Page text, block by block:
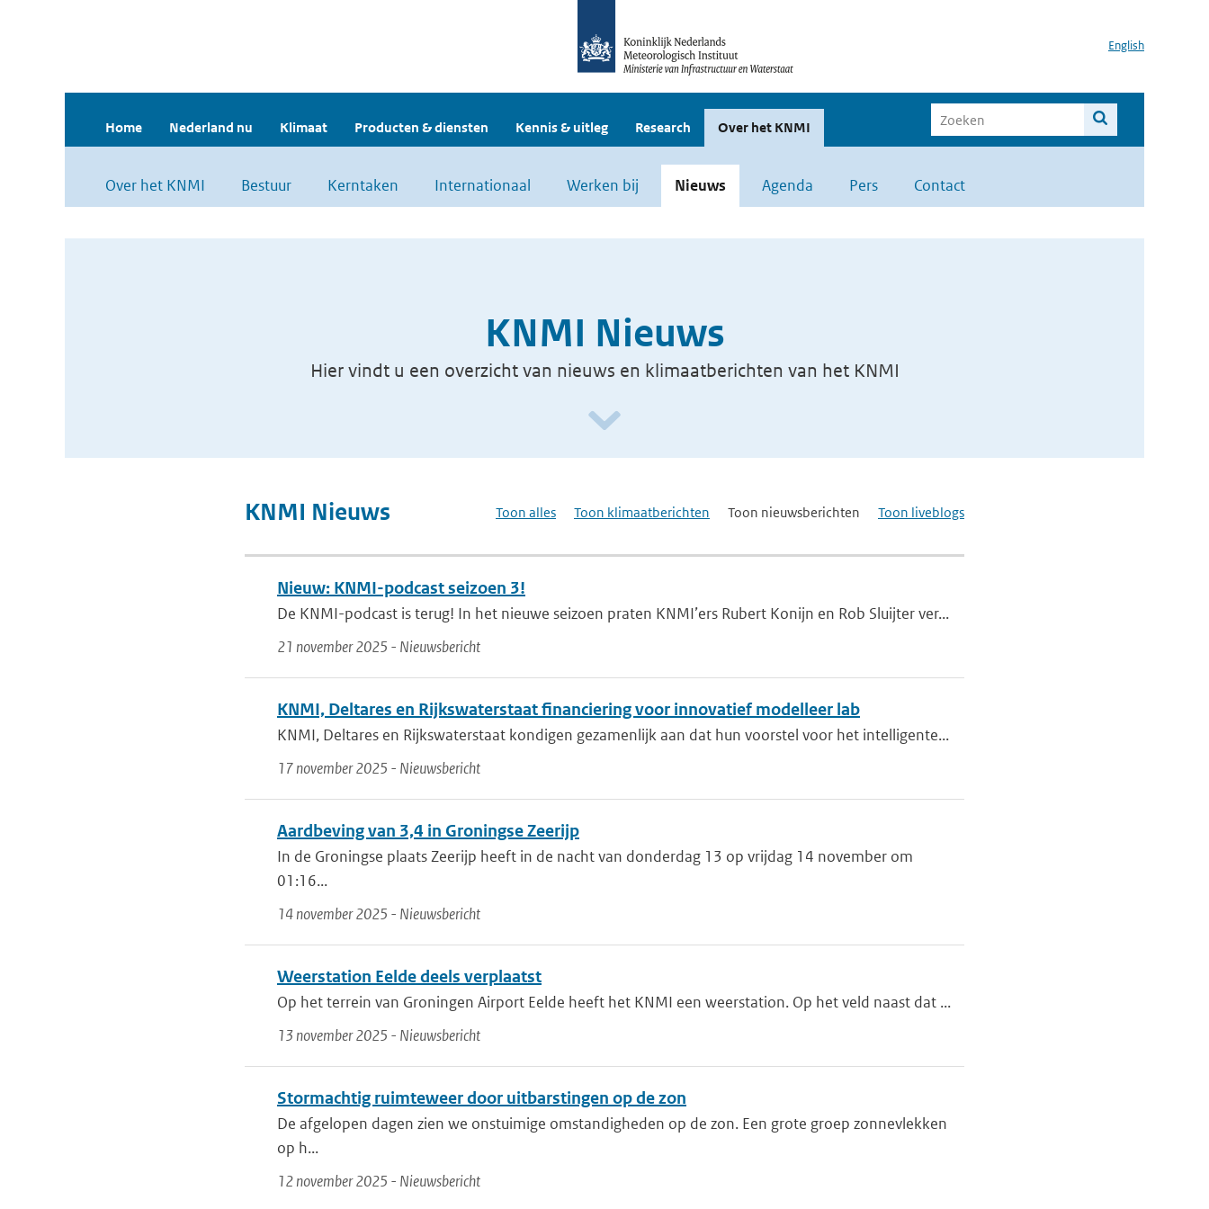
English
Home Nederland nu Klimaat Producten & diensten Kennis & uitleg Research Over het KNMI
Over het KNMI Bestuur Kerntaken Internationaal Werken bij Nieuws Agenda Pers Contact
KNMI Nieuws
Hier vindt u een overzicht van nieuws en klimaatberichten van het KNMI
KNMI Nieuws Toon alles Toon klimaatberichten Toon nieuwsberichten Toon liveblogs
Nieuw: KNMI-podcast seizoen 3!
De KNMI-podcast is terug! In het nieuwe seizoen praten KNMI’ers Rubert Konijn en Rob Sluijter ver...
21 november 2025 - Nieuwsbericht
KNMI, Deltares en Rijkswaterstaat financiering voor innovatief modelleer lab
KNMI, Deltares en Rijkswaterstaat kondigen gezamenlijk aan dat hun voorstel voor het intelligente...
17 november 2025 - Nieuwsbericht
Aardbeving van 3,4 in Groningse Zeerijp
In de Groningse plaats Zeerijp heeft in de nacht van donderdag 13 op vrijdag 14 november om
01:16...
14 november 2025 - Nieuwsbericht
Weerstation Eelde deels verplaatst
Op het terrein van Groningen Airport Eelde heeft het KNMI een weerstation. Op het veld naast dat ...
13 november 2025 - Nieuwsbericht
Stormachtig ruimteweer door uitbarstingen op de zon
De afgelopen dagen zien we onstuimige omstandigheden op de zon. Een grote groep zonnevlekken
op h...
12 november 2025 - Nieuwsbericht